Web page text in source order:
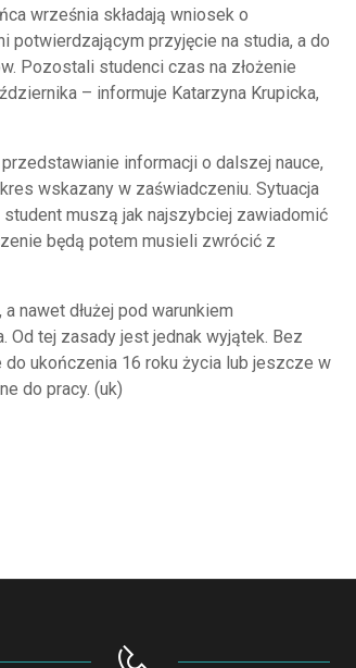
września składają wniosek o
potwierdzającym przyjęcie na studia, a do
Pozostali studenci czas na złożenie
– informuje Katarzyna Krupicka,
informacji o dalszej nauce,
wskazany w zaświadczeniu. Sytuacja
muszą jak najszybciej zawiadomić
będą potem musieli zwrócić z
nawet dłużej pod warunkiem
Od tej zasady jest jednak wyjątek. Bez
ukończenia 16 roku życia lub jeszcze w
do pracy. (uk)